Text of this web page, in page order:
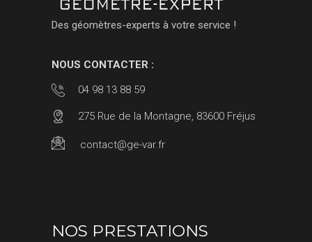
Des géomètres-experts à votre service !
NOUS CONTACTER :
04 98 13 88 59
275 Rue de la Montagne, 83600 Fréjus
contact@ge-var.fr
NOS PRESTATIONS